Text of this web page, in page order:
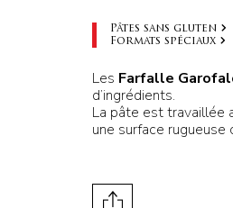
Pâtes sans gluten
Formats spéciaux
Les Farfalle
d’ingrédients.
La pâte est travaillée
une surface